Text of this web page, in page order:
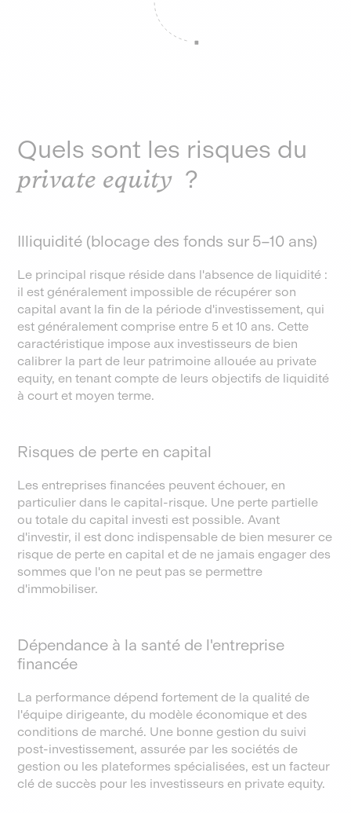
Quels sont les risques du
private equity ?
Illiquidité (blocage des fonds sur 5–10 ans)
Le principal risque réside dans l'absence de liquidité :
il est généralement impossible de récupérer son
capital avant la fin de la période d'investissement, qui
est généralement comprise entre 5 et 10 ans. Cette
caractéristique impose aux investisseurs de bien
calibrer la part de leur patrimoine allouée au private
equity, en tenant compte de leurs objectifs de liquidité
à court et moyen terme.
Risques de perte en capital
Les entreprises financées peuvent échouer, en
particulier dans le capital-risque. Une perte partielle
ou totale du capital investi est possible. Avant
d'investir, il est donc indispensable de bien mesurer ce
risque de perte en capital et de ne jamais engager des
sommes que l'on ne peut pas se permettre
d'immobiliser.
Dépendance à la santé de l'entreprise
financée
La performance dépend fortement de la qualité de
l'équipe dirigeante, du modèle économique et des
conditions de marché. Une bonne gestion du suivi
post-investissement, assurée par les sociétés de
gestion ou les plateformes spécialisées, est un facteur
clé de succès pour les investisseurs en private equity.